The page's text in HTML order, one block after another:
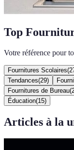
Top
Votre référence pour
Fournitures Scolaires(
Tendances(29)
Fournitures de Bureau(
Éducation(15)
Articles à la